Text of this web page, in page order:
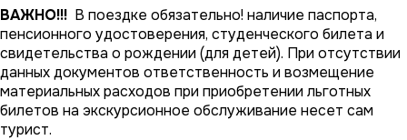
ВАЖНО!!! В поездке обязательно! наличие паспорта,
пенсионного удостоверения, студенческого билета и
свидетельства о рождении (для детей). При отсутствии
данных документов ответственность и возмещение
материальных расходов при приобретении льготных
билетов на экскурсионное обслуживание несет сам
турист.